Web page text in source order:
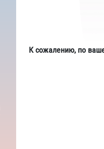
К сожалению, по